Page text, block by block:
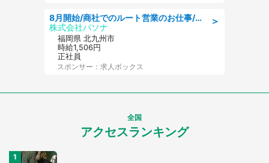
＞
8月開始/商社でのルート営業のお仕事/即日勤務可/車通勤可/営業
株式会社パソナ
福岡県 北九州市
時給1,506円
正社員
スポンサー：求人ボックス
全国
アクセスランキング